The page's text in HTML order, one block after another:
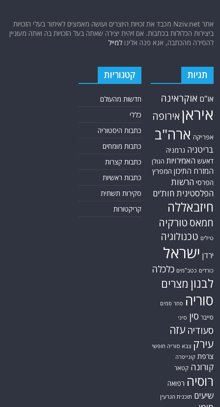
אתר Nziv.net מכבד את זכויות היוצרים ועושה מאמצים לאיתור בעלי הזכויות
ביצירות הכלולות בכתבות. אם זיהית יצירה שאתה בעל הזכויות בה ואתה מעוניין
להסירה מהכתבה, אנא פנה אלינולמייל
תגיות
או"ם אוקראינה
איראן אירופה
אפריקה ארה"ב
בריטניה גרמניה
דאעש האמירויות הגולן
המזרח התיכון המפרץ
הפרסי הרשות
הפלסטינית חות'ים
חיזבאללה
חמאס טורקיה
טילים טכנולוגיה
ירדן ישראל
כורדים כטב"מים כלכלה
לבנון מצרים
סוריה סחר סמים
סייבר סין סיני
סעודיה עזה
עירק צבא סוריה חופשי
צרפת קונייטרה
קורונה קטאר
רוסיה רפואה
שיעים תוכנית הגרעין
קטגוריות
חדשות מהעולם
כללי
כתבות היסטוריה
כתבות מומחים
כתבות קצרות
כתבות ראשיות
סקירות תשתית
קריקטורות